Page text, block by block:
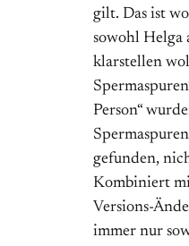
gilt. Das ist
sowohl Helga
klarstellen
Person“
gefunden,
Kombiniert
Versions-
immer nur